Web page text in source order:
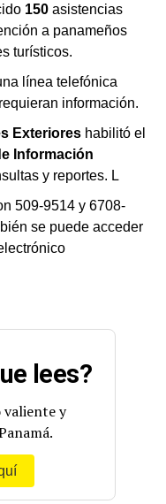
150 asistencias
a panameños
turísticos.
línea telefónica
información.
Exteriores habilitó el
Información
y reportes. L
509-9514 y 6708-
se puede acceder
lees?
valiente y